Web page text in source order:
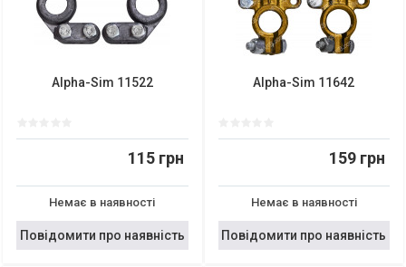
Alpha-Sim 11522
115 грн
Немає в наявності
Повідомити про наявність
Alpha-Sim 11642
159 грн
Немає в наявності
Повідомити про наявність